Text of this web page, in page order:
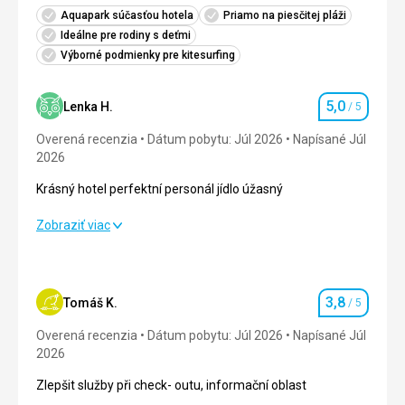
Aquapark súčasťou hotela
Priamo na piesčitej pláži
Ideálne pre rodiny s deťmi
Výborné podmienky pre kitesurfing
Lenka H. Hodnotenie
5,0 / 5
Overená recenzia Dátum pobytu: Júl 2026
Napísané Júl
2026
Krásný hotel perfektní personál jídlo úžasný
Krásný hotel perfektní personál jídlo úžasný
Ubytovanie 5,0/ 5
Okolie 5,0/ 5
Zobraziť viac
Tomáš K. Hodnotenie
3,8 / 5
Overená recenzia Dátum pobytu: Júl 2026
Napísané Júl
2026
Zlepšit služby při check- outu, informační oblast